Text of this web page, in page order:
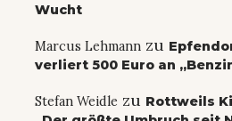
Wucht
Marcus Lehmann zu
verliert 500 Euro an
Stefan Weidle zu Rottweils